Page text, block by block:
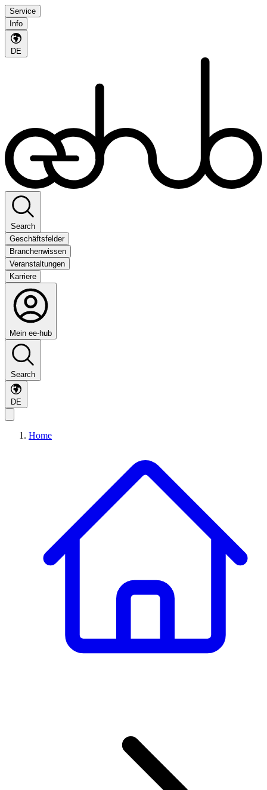
Service
Info
DE
Search
Geschäftsfelder
Branchenwissen
Veranstaltungen
Karriere
Mein ee-hub
Search
DE
Home